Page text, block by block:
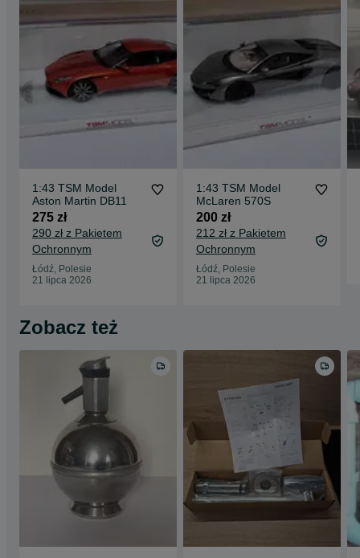
1:43 TSM Model
Aston Martin DB11
275 zł
290 zł z Pakietem
Ochronnym
Łódź, Polesie
21 lipca 2026
1:43 TSM Model
McLaren 570S
200 zł
212 zł z Pakietem
Ochronnym
Łódź, Polesie
21 lipca 2026
Zobacz też